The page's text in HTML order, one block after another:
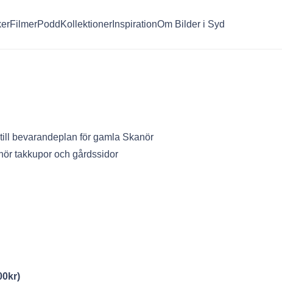
FilmerPodd Kollektioner InspirationOm Bilder i Syd
bevarandeplan för gamla Skanör
takkupor och gårdssidor
kr)